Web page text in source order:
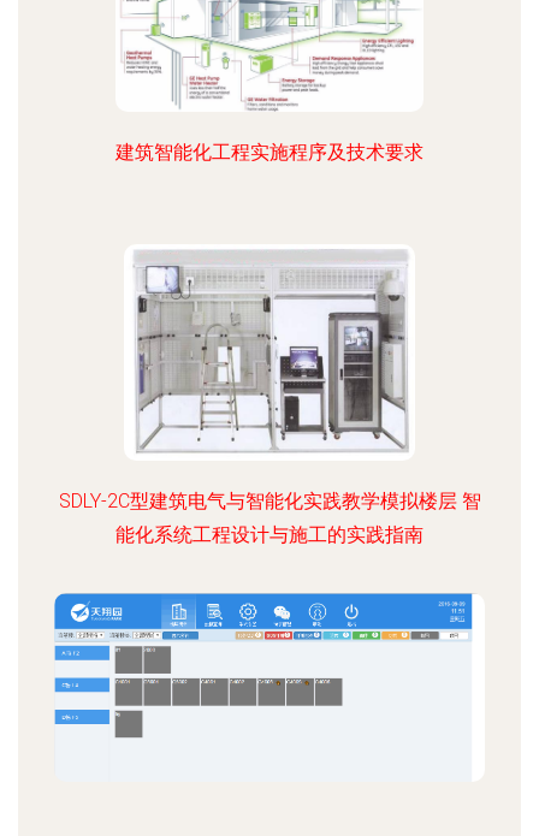
建筑智能化工程实施程序及技术要求
SDLY-2C型建筑电气与智能化实践教学模拟楼层 智
能化系统工程设计与施工的实践指南